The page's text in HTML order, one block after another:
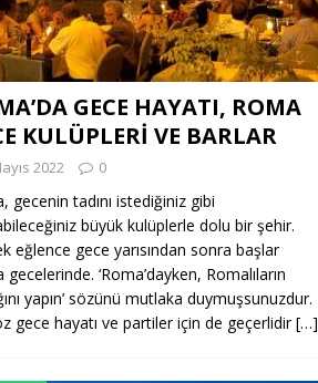
GECE HAYATI, ROMA
KULÜPLERİ VE BARLAR
2022 0
gecenin tadını istediğiniz gibi
büyük kulüplerle dolu bir şehir.
eğlence gece yarısından sonra başlar
gecelerinde. ‘Roma’dayken, Romalıların
yapın’ sözünü mutlaka duymuşsunuzdur.
gece hayatı ve partiler için de geçerlidir[…]